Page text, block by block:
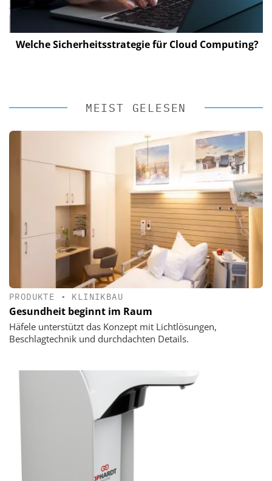
Welche Sicherheitsstrategie für Cloud Computing?
MEIST GELESEN
PRODUKTE • KLINIKBAU
Gesundheit beginnt im Raum
Häfele unterstützt das Konzept mit Lichtlösungen,
Beschlagtechnik und durchdachten Details.